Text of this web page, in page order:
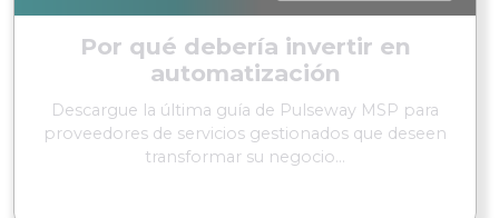
Por qué debería invertir en
automatización
Descargue la última guía de Pulseway MSP para
proveedores de servicios gestionados que deseen
transformar su negocio...